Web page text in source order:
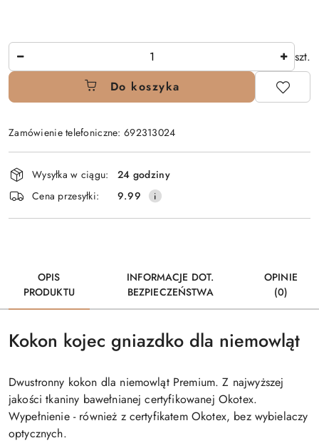
szt.
Do koszyka
Zamówienie telefoniczne: 692313024
Dostępność
i
dostawa
Wysyłka w ciągu:
24 godziny
Cena przesyłki:
9.99
OPIS
PRODUKTU
INFORMACJE DOT.
BEZPIECZEŃSTWA
OPINIE
(0)
Kokon kojec gniazdko dla niemowląt
Dwustronny kokon dla niemowląt Premium. Z najwyższej
jakości tkaniny bawełnianej certyfikowanej Okotex.
Wypełnienie - również z certyfikatem Okotex, bez wybielaczy
optycznych.